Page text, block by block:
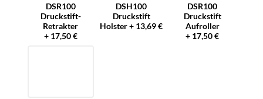
DSR100
Druckstift-
Retrakter
+ 17,50 €
DSH100
Druckstift
Holster + 13,69 €
DSR100
Druckstift
Aufroller
+ 17,50 €